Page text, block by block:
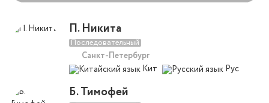
П. Никита
Последовательный
Санкт-Петербург
Кит Рус
Б. Тимофей